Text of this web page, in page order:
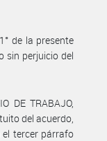
de la presente
sin perjuicio del
DE TRABAJO,
del acuerdo,
el tercer párrafo